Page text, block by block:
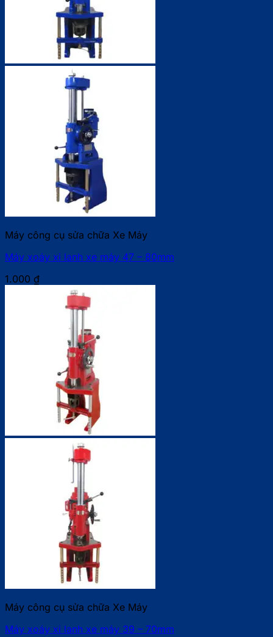
Máy công cụ sửa chữa Xe Máy
Máy xoáy xi lanh xe máy 47 – 80mm
1.000 ₫
Máy công cụ sửa chữa Xe Máy
Máy xoáy xi lanh xe máy 39 – 70mm